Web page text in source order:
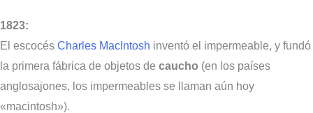
1823:
El escocés Charles MacIntosh inventó el impermeable, y fundó
la primera fábrica de objetos de caucho (en los países
anglosajones, los impermeables se llaman aún hoy
«macintosh»).